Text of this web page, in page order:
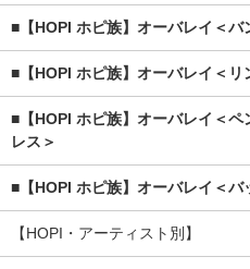
■【HOPI ホピ族】オーバレイ＜バ
■【HOPI ホピ族】オーバレイ＜リ
■【HOPI ホピ族】オーバレイ＜ペ
レス＞
■【HOPI ホピ族】オーバレイ＜
【HOPI・アーティスト別】